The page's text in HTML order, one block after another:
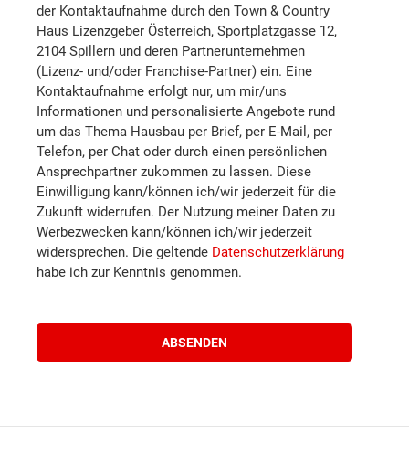
der Kontaktaufnahme durch den Town & Country
Haus Lizenzgeber Österreich, Sportplatzgasse 12,
2104 Spillern und deren Partnerunternehmen
(Lizenz- und/oder Franchise-Partner) ein. Eine
Kontaktaufnahme erfolgt nur, um mir/uns
Informationen und personalisierte Angebote rund
um das Thema Hausbau per Brief, per E-Mail, per
Telefon, per Chat oder durch einen persönlichen
Ansprechpartner zukommen zu lassen. Diese
Einwilligung kann/können ich/wir jederzeit für die
Zukunft widerrufen. Der Nutzung meiner Daten zu
Werbezwecken kann/können ich/wir jederzeit
widersprechen. Die geltende Datenschutzerklärung
habe ich zur Kenntnis genommen.